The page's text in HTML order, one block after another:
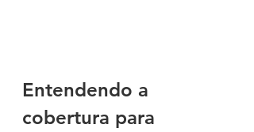
Entendendo a
cobertura para